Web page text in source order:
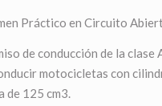
Práctico en Circuito
de conducción de la clase
motocicletas con
de 125 cm3.